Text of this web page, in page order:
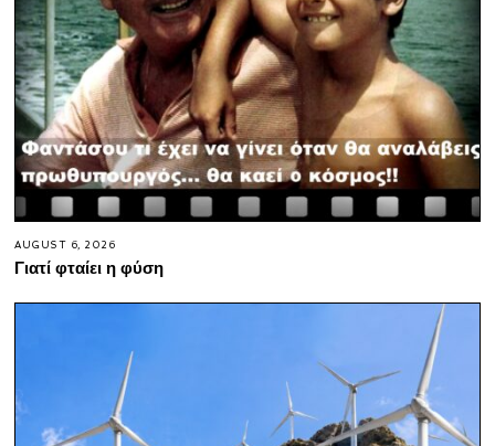
AUGUST 6, 2026
Γιατί φταίει η φύση